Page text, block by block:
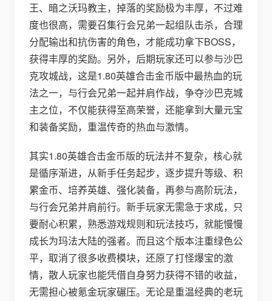
王、暗之沃玛教主，掉落的奖励极为丰厚，不过难
度也很高，需要召集行会兄弟一起组队击杀，合理
分配输出和抗伤害的角色，才能成功拿下BOSS，
获得丰厚的奖励。另外，后期玩家还可以参与沙巴
克攻城战，这是1.80英雄合击金币版中最热血的玩
法之一，与行会兄弟一起并肩作战，争夺沙巴克城
主之位，不仅能获得至高荣誉，还能拿到大量元宝
和装备奖励，重温传奇的热血与激情。
其实1.80英雄合击金币版的玩法并不复杂，核心就
是循序渐进，从新手任务起步，逐步提升等级、积
累金币、培养英雄、强化装备，再参与高阶玩法，
与行会兄弟并肩前行。新手玩家无需急于求成，只
要耐心积累，熟悉游戏规则和玩法技巧，就能慢慢
成长为玛法大陆的强者。而且这个版本注重绿色公
平，取消了很多收费模块，还原了打怪爆宝的激
情，散人玩家也能凭借自身努力获得不错的收益，
无需担心被氪金玩家碾压。无论是重温经典的老玩